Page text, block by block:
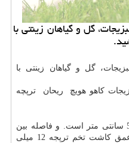
گل و گیاهان زینتی با
گل و گیاهان زینتی با
کاهو هویچ ریحان ترپچه
فاصله کاشت بین تخم های ترپچه 5 سانتی متر است. و فاصله بین
ردیف های کاشت 16 سانتی متر. عمق کاشت تخم ترپجه 12 میلی